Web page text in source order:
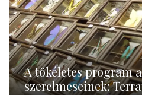
A tökéletes program
szerelmeseinek: